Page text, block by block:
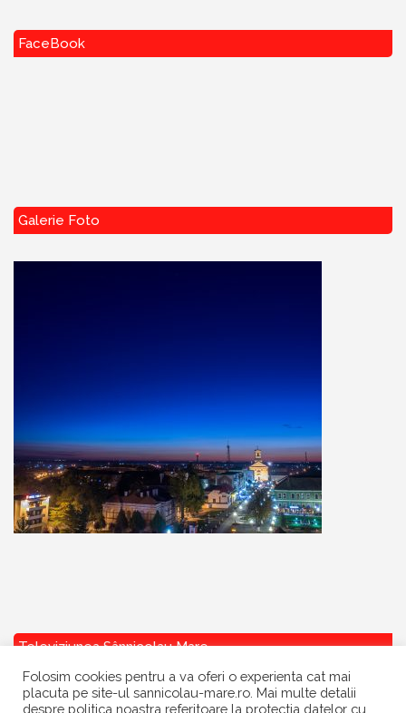
FaceBook
Galerie Foto
Televiziunea Sânnicolau Mare
Folosim cookies pentru a va oferi o experienta cat mai
placuta pe site-ul sannicolau-mare.ro. Mai multe detalii
despre politica noastra referitoare la protectia datelor cu